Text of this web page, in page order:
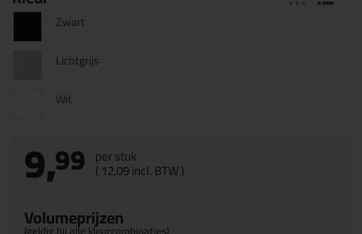
Zwart
Lichtgrijs
Wit
9,99 per stuk
( 12,09incl. BTW )
Volumeprijzen